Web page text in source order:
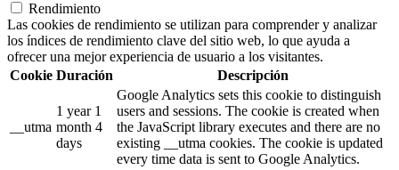
Rendimiento
Las cookies de rendimiento se utilizan para comprender y analizar
los índices de rendimiento clave del sitio web, lo que ayuda a
ofrecer una mejor experiencia de usuario a los visitantes.
Cookie Duración Descripción
__utma
1 year 1
month 4
days
Google Analytics sets this cookie to distinguish
users and sessions. The cookie is created when
the JavaScript library executes and there are no
existing __utma cookies. The cookie is updated
every time data is sent to Google Analytics.